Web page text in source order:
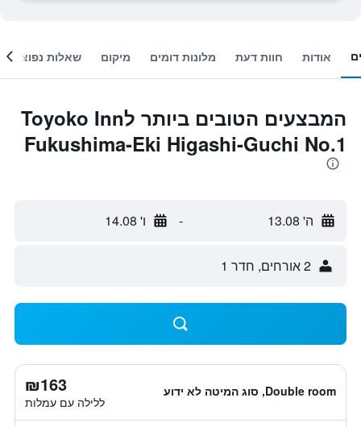
אודות חוות דעת מלונות דומים מיקום שאלות נפוצות
המבצעים הטובים ביותר לToyoko Inn
Fukushima-Eki Higashi-Guchi No.1
ה' 13.08 - ו' 14.08
2 אורחים, חדר 1
Double room, סוג המיטה לא ידוע ₪163
ללילה עם עמלות